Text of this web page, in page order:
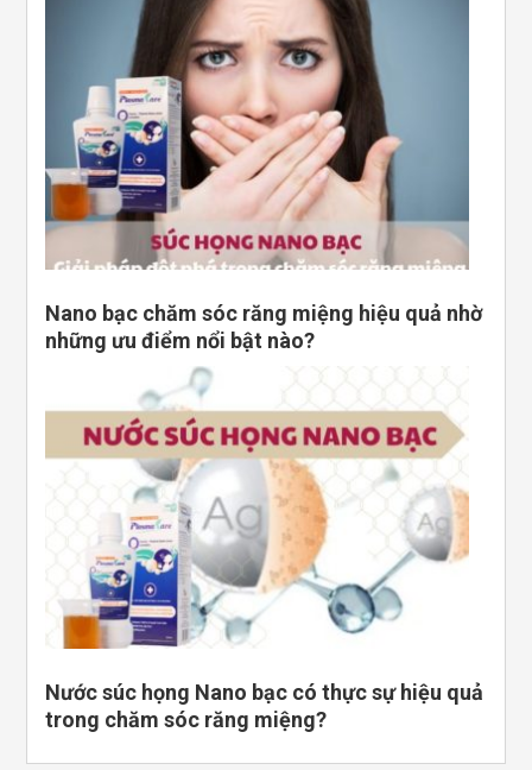
Nano bạc chăm sóc răng miệng hiệu quả nhờ
những ưu điểm nổi bật nào?
Nước súc họng Nano bạc có thực sự hiệu quả
trong chăm sóc răng miệng?